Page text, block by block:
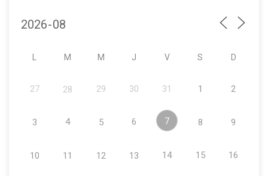
M M J V S D
27 28 29 30 31 1 2
3 4 5 6 7 8 9
10 11 12 13 14 15 16